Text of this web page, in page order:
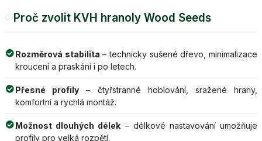
07Proč zvolit KVH hranoly Wood Seeds
Rozměrová stabilita – technicky sušené dřevo, minimalizace
kroucení a praskání i po letech.
Přesné profily – čtyřstranné hoblování, sražené hrany,
komfortní a rychlá montáž.
Možnost dlouhých délek – délkové nastavování umožňuje
profily pro velká rozpětí.